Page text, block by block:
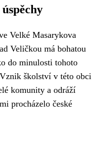
Velké Masarykova
Veličkou má bohatou
do minulosti tohoto
školství v této obci
komunity a odráží
procházelo české